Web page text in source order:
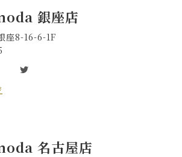
銀座店
座8-16-6-1F
名古屋店